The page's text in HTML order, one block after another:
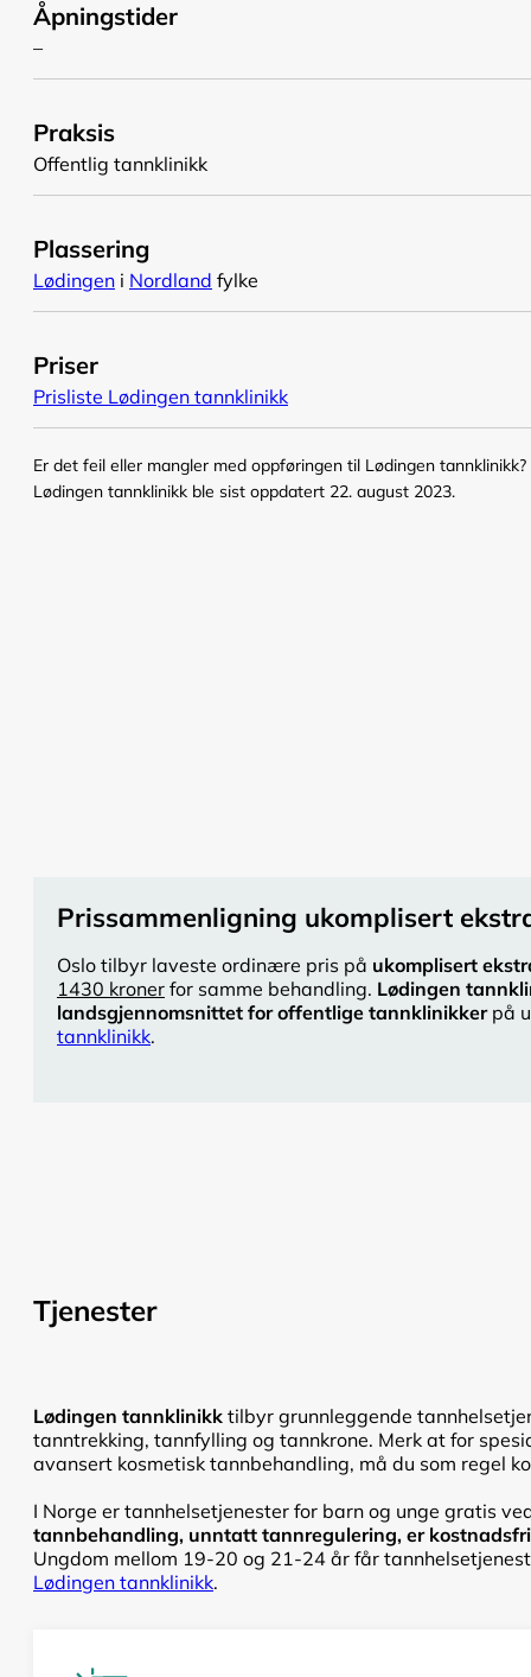
Åpningstider
–
Praksis
Offentlig tannklinikk
Plassering
Lødingen i Nordland fylke
Priser
Prisliste Lødingen tannklinikk
Er det feil eller mangler med oppføringen til Lødingen tannklinikk?
Lødingen tannklinikk ble sist oppdatert 22. august 2023.
Prissammenligning ukomplisert
Oslo tilbyr laveste ordinære pris på ukomplisert
1430 kroner for samme behandling. Lødingen
landsgjennomsnittet for offentlige tannklinikkerpå
tannklinikk.
Tjenester
Lødingen tannklinikk tilbyr grunnleggende
tanntrekking, tannfylling og tannkrone. Merk at for
avansert kosmetisk tannbehandling, må du som regel
I Norge er tannhelsetjenester for barn og unge gratis
tannbehandling, unntatt tannregulering, er
Ungdom mellom 19-20 og 21-24 år får
Lødingen tannklinikk.